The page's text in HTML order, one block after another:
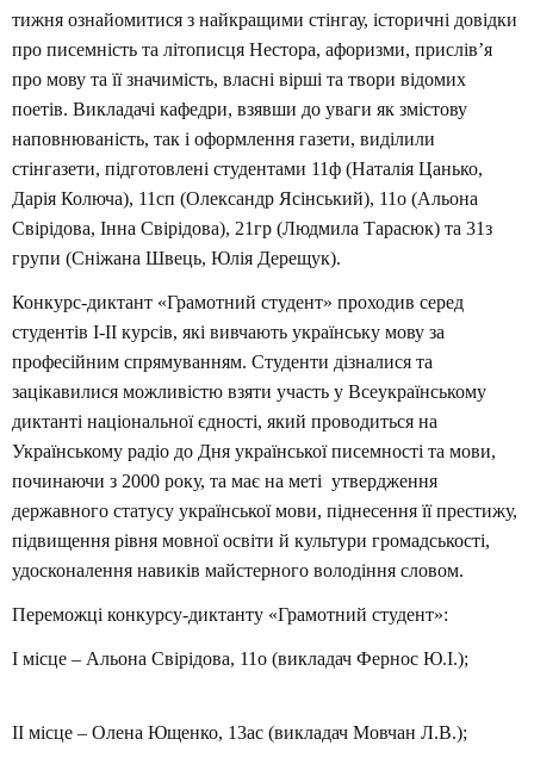
тижня ознайомитися з найкращими стінгау, історичні довідки
про писемність та літописця Нестора, афоризми, прислів’я
про мову та її значимість, власні вірші та твори відомих
поетів. Викладачі кафедри, взявши до уваги як змістову
наповнюваність, так і оформлення газети, виділили
стінгазети, підготовлені студентами 11ф (Наталія Цанько,
Дарія Колюча), 11сп (Олександр Ясінський), 11о (Альона
Свірідова, Інна Свірідова), 21гр (Людмила Тарасюк) та 31з
групи (Сніжана Швець, Юлія Дерещук).
Конкурс-диктант «Грамотний студент» проходив серед
студентів I-II курсів, які вивчають українську мову за
професійним спрямуванням. Студенти дізналися та
зацікавилися можливістю взяти участь у Всеукраїнському
диктанті національної єдності, який проводиться на
Українському радіо до Дня української писемності та мови,
починаючи з 2000 року, та має на меті утвердження
державного статусу української мови, піднесення її престижу,
підвищення рівня мовної освіти й культури громадськості,
удосконалення навиків майстерного володіння словом.
Переможці конкурсу-диктанту «Грамотний студент»:
I місце – Альона Свірідова, 11о (викладач Фернос Ю.І.);
II місце – Олена Ющенко, 13ас (викладач Мовчан Л.В.);